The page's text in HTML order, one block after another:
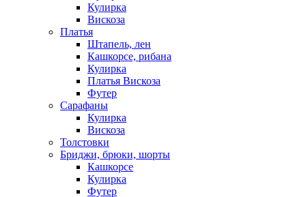
Кулирка
Вискоза
Платья
Штапель, лен
Кашкорсе, рибана
Кулирка
Платья Вискоза
Футер
Сарафаны
Кулирка
Вискоза
Толстовки
Бриджи, брюки, шорты
Кашкорсе
Кулирка
Футер